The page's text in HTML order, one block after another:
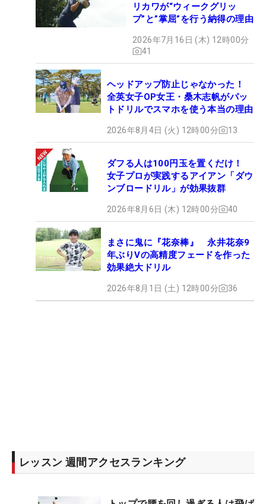
リカワが“ウィークグリッ
プ”と”掌屈”を行う納得の理由
2026年7月16日 (木) 12時00分
41
ヘッドアップ防止じゃなかった！
全英女子OP女王・桑木志帆がパッ
トドリルでスマホを使う本当の理由
2026年8月4日 (火) 12時00分 13
ダフる人は100円玉を置くだけ！
女子プロが実践するアイアン「ダウ
ンブロードリル」が効果抜群
2026年8月6日 (木) 12時00分 40
まさに鬼に『花奈棒』 永井花奈9
年ぶりVの高精度フェードを作った
効果絶大ドリル
2026年8月1日 (土) 12時00分 36
レッスン 週間アクセスランキング